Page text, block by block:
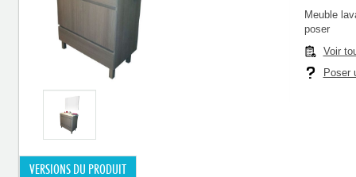
Meuble
poser
Voir
Poser
VERSIONS DU PRODUIT